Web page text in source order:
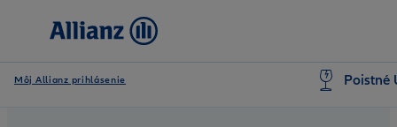
Môj Allianz prihlásenie Poistné